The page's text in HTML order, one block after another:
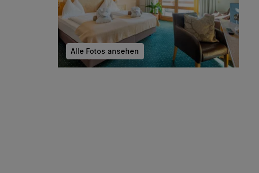
Alle Fotos ansehen